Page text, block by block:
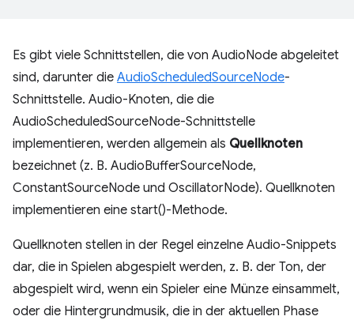
Es gibt viele Schnittstellen, die von AudioNode abgeleitet
sind, darunter die AudioScheduledSourceNode-
Schnittstelle. Audio-Knoten, die die
AudioScheduledSourceNode-Schnittstelle
implementieren, werden allgemein als Quellknoten
bezeichnet (z. B. AudioBufferSourceNode,
ConstantSourceNode und OscillatorNode). Quellknoten
implementieren eine start()-Methode.
Quellknoten stellen in der Regel einzelne Audio-Snippets
dar, die in Spielen abgespielt werden, z. B. der Ton, der
abgespielt wird, wenn ein Spieler eine Münze einsammelt,
oder die Hintergrundmusik, die in der aktuellen Phase